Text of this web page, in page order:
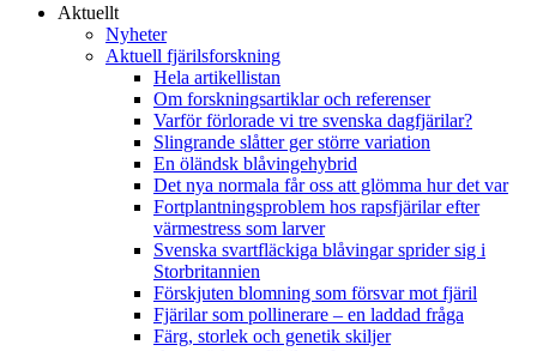
Aktuellt
Nyheter
Aktuell fjärilsforskning
Hela artikellistan
Om forskningsartiklar och referenser
Varför förlorade vi tre svenska dagfjärilar?
Slingrande slåtter ger större variation
En öländsk blåvingehybrid
Det nya normala får oss att glömma hur det var
Fortplantningsproblem hos rapsfjärilar efter
värmestress som larver
Svenska svartfläckiga blåvingar sprider sig i
Storbritannien
Förskjuten blomning som försvar mot fjäril
Fjärilar som pollinerare – en laddad fråga
Färg, storlek och genetik skiljer